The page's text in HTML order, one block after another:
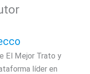
El Mejor Trato y
líder en